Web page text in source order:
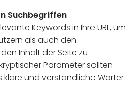
Suchbegriffen
Keywords in Ihre URL, um
als auch den
Inhalt der Seite zu
Parameter sollten
klare und verständliche Wörter